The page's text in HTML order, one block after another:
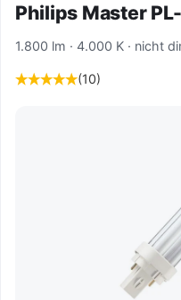
Philips Master
1.800 lm · 4.000 K · nicht
(10)